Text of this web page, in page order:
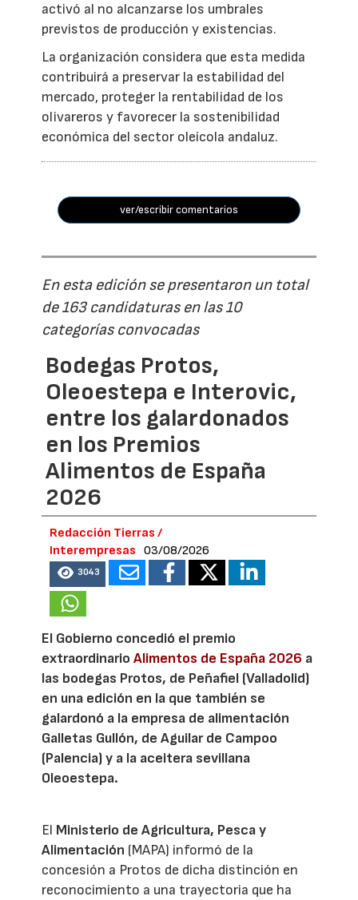
activó al no alcanzarse los umbrales
previstos de producción y existencias.
La organización considera que esta medida
contribuirá a preservar la estabilidad del
mercado, proteger la rentabilidad de los
olivareros y favorecer la sostenibilidad
económica del sector oleícola andaluz.
ver/escribir comentarios
En esta edición se presentaron un total
de 163 candidaturas en las 10
categorías convocadas
Bodegas Protos,
Oleoestepa e Interovic,
entre los galardonados
en los Premios
Alimentos de España
2026
Redacción Tierras /
Interempresas
03/08/2026
3043
El Gobierno concedió el premio
extraordinarioAlimentos de España 2026 a
las bodegas Protos, de Peñafiel (Valladolid)
en una edición en la que también se
galardonó a la empresa de alimentación
Galletas Gullón, de Aguilar de Campoo
(Palencia) y a la aceitera sevillana
Oleoestepa.
El Ministerio de Agricultura, Pesca y
Alimentación (MAPA) informó de la
concesión a Protos de dicha distinción en
reconocimiento a una trayectoria que ha